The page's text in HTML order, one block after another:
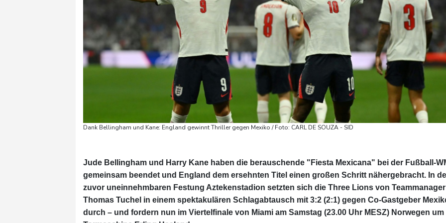
Dank Bellingham und Kane: England gewinnt Thriller gegen Mexiko / Foto: CARL DE SOUZA - SID
Jude Bellingham und Harry Kane haben die berauschende "Fiesta Mexicana" bei der Fußball-
gemeinsam beendet und England dem ersehnten Titel einen großen Schritt nähergebracht. In
zuvor uneinnehmbaren Festung Aztekenstadion setzten sich die Three Lions von Teammanager
Thomas Tuchel in einem spektakulären Schlagabtausch mit 3:2 (2:1) gegen Co-Gastgeber
durch – und fordern nun im Viertelfinale von Miami am Samstag (23.00 Uhr MESZ) Norwegen um